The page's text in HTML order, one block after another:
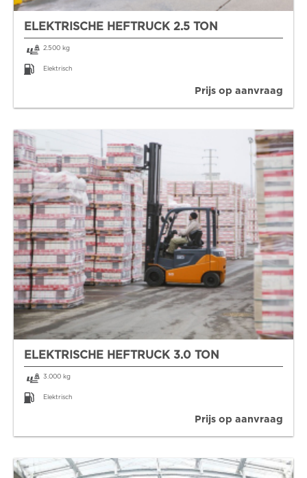
ELEKTRISCHE HEFTRUCK 2.5 TON
2.500 kg
Elektrisch
Prijs op aanvraag
ELEKTRISCHE HEFTRUCK 3.0 TON
3.000 kg
Elektrisch
Prijs op aanvraag